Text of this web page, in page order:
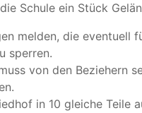
Schule ein Stück
melden, die
sperren.
von den
in 10 gleiche